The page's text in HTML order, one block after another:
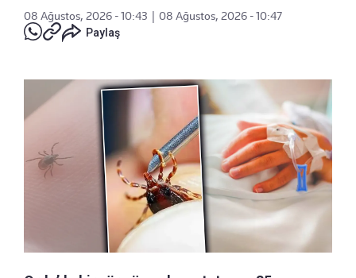
08 Ağustos, 2026 - 10:43
08 Ağustos, 2026 - 10:47
Paylaş